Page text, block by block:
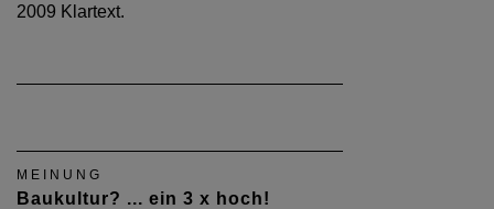
2009 Klartext.
MEINUNG
Baukultur? ... ein 3 x hoch!